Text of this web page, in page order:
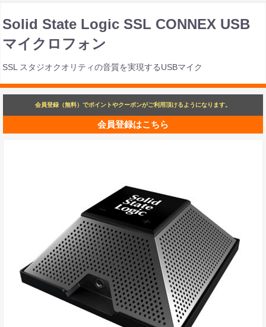
Solid State Logic SSL CONNEX USB
マイクロフォン
SSL スタジオクオリティの音質を実現するUSBマイク
会員登録（無料）でポイントやクーポンがご利用頂けるようになります。
会員登録はこちら